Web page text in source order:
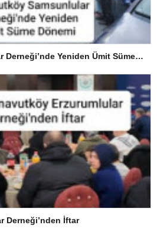
Arnavutköy Samsunlular Derneği’nde Yeniden Ümit Süme Dönemi
Derneği’nden İftar